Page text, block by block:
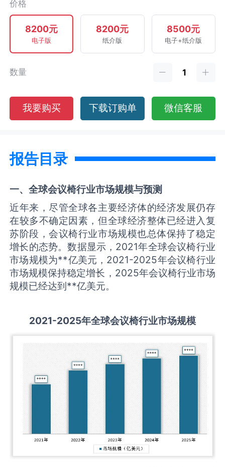
价格
8200元
电子版
8200元
纸介版
8500元
电子+纸介版
数量
我要购买 下载订购单 微信客服
报告目录
一、全球会议椅行业市场规模与预测
近年来，尽管全球各主要经济体的经济发展仍存
在较多不确定因素，但全球经济整体已经进入复
苏阶段，会议椅行业市场规模也总体保持了稳定
增长的态势。数据显示，2021年全球会议椅行业
市场规模为**亿美元，2021-2025年会议椅行业
市场规模保持稳定增长，2025年会议椅行业市场
规模已经达到**亿美元。
2021-2025年全球会议椅行业市场规模